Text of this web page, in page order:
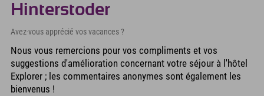
Hinterstoder
Avez-vous apprécié vos vacances ?
Nous vous remercions pour vos compliments et vos
suggestions d'amélioration concernant votre séjour à l'hôtel
Explorer ; les commentaires anonymes sont également les
bienvenus !